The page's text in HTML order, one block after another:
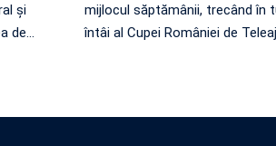
și
de
mijlocul săptămânii, trecând în
întâi al Cupei României de